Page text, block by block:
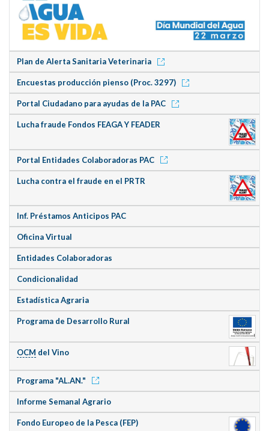
Plan de Alerta Sanitaria Veterinaria
Encuestas producción pienso (Proc. 3297)
Portal Ciudadano para ayudas de la PAC
Lucha fraude Fondos FEAGA Y FEADER
Portal Entidades Colaboradoras PAC
Lucha contra el fraude en el PRTR
Inf. Préstamos Anticipos PAC
Oficina Virtual
Entidades Colaboradoras
Condicionalidad
Estadística Agraria
Programa de Desarrollo Rural
OCM del Vino
Programa "AL.AN."
Informe Semanal Agrario
Fondo Europeo de la Pesca (FEP)